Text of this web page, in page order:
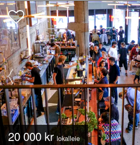
20 000 krlokalleie